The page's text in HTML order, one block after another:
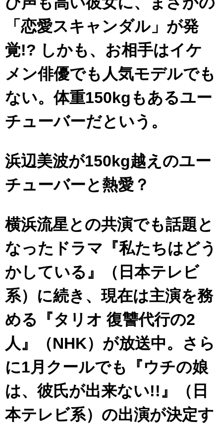
「恋愛スキャンダル」が発
覚!? しかも、お相手はイケ
メン俳優でも人気モデルでも
ない。体重150kgもあるユー
チューバーだという。
浜辺美波が150kg越えのユー
チューバーと熱愛？
横浜流星との共演でも話題と
なったドラマ『私たちはどう
かしている』（日本テレビ
系）に続き、現在は主演を務
める『タリオ 復讐代行の2
人』（NHK）が放送中。さら
に1月クールでも『ウチの娘
は、彼氏が出来ない!!』（日
本テレビ系）の出演が決定す